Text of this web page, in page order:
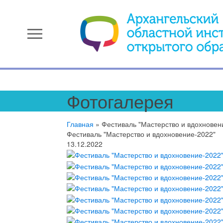
menu
Фотогалерея
Главная »Фестиваль "Мастерство и
Фестиваль "Мастерство и вдохновение-2022"
13.12.2022